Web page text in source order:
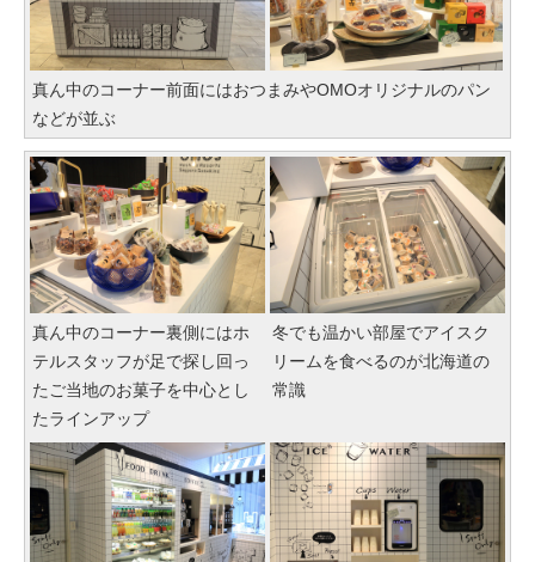
真ん中のコーナー前面にはおつまみやOMOオリジナルのパン
などが並ぶ
真ん中のコーナー裏側にはホ
テルスタッフが足で探し回っ
たご当地のお菓子を中心とし
たラインアップ
冬でも温かい部屋でアイスク
リームを食べるのが北海道の
常識